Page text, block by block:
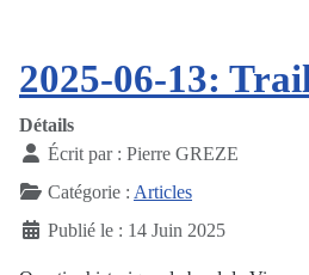
2025-06-13:
Détails
Écrit par : Pierre GREZE
Catégorie : Articles
Publié le : 14 Juin 2025